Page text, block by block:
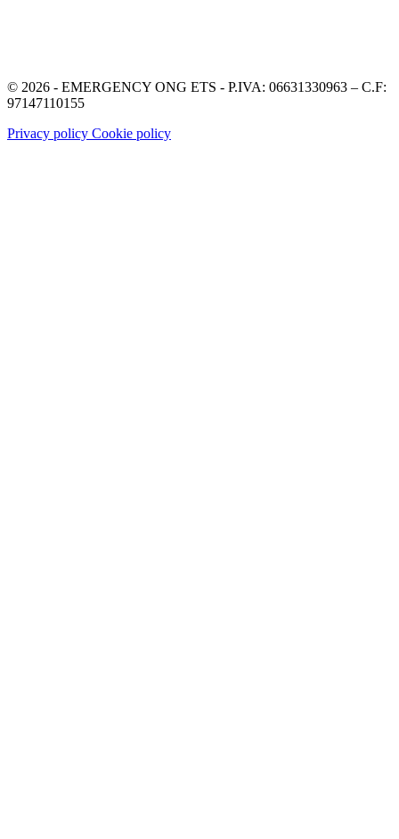
© 2026 - EMERGENCY ONG ETS - P.IVA: 06631330963 – C.F:
97147110155
Privacy policy Cookie policy